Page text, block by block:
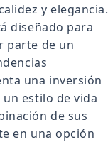
y elegancia.
diseñado para
parte de un
una inversión
estilo de vida
de sus
en una opción